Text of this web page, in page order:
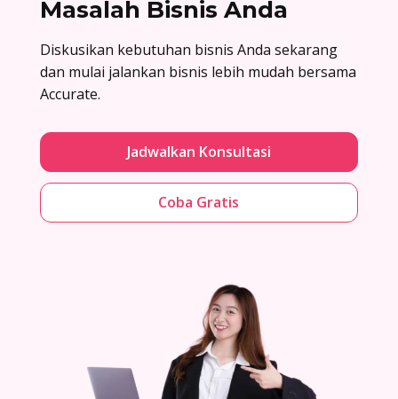
Masalah Bisnis Anda
Diskusikan kebutuhan bisnis Anda sekarang
dan mulai jalankan bisnis lebih mudah bersama
Accurate.
Jadwalkan Konsultasi
Coba Gratis